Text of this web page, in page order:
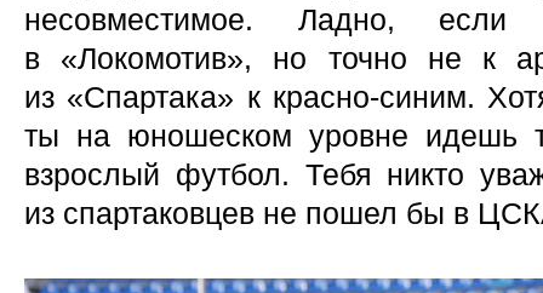
несовместимое. Ладно, если
в «Локомотив», но точно не к
из «Спартака» к красно-синим.
ты на юношеском уровне идешь
взрослый футбол. Тебя никто
из спартаковцев не пошел бы в